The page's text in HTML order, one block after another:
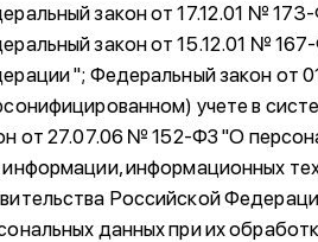
закон от 17.12.01 №
закон от 15.12.01 №
"; Федеральный закон от
учете в
от 27.07.06 № 152-ФЗ "О
информационных
Российской
данных при их